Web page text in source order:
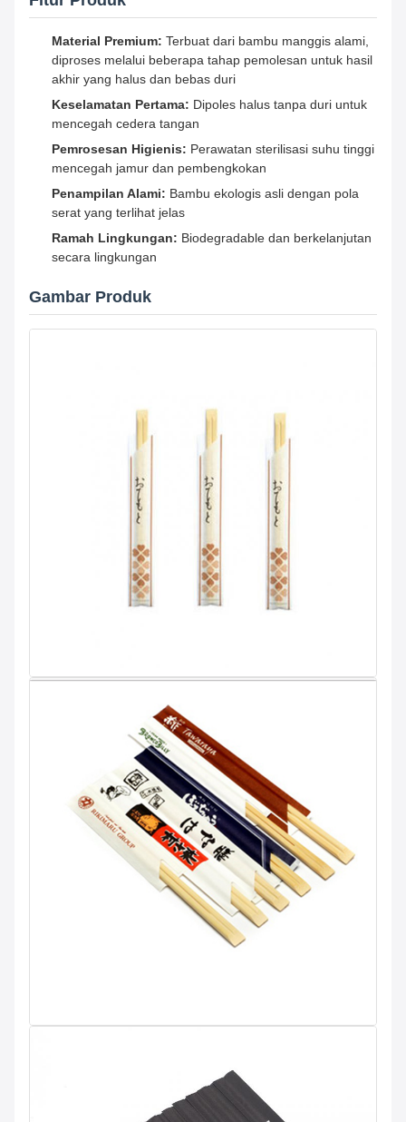
Material Premium: Terbuat dari bambu manggis alami,
diproses melalui beberapa tahap pemolesan untuk hasil
akhir yang halus dan bebas duri
Keselamatan Pertama: Dipoles halus tanpa duri untuk
mencegah cedera tangan
Pemrosesan Higienis: Perawatan sterilisasi suhu tinggi
mencegah jamur dan pembengkokan
Penampilan Alami: Bambu ekologis asli dengan pola
serat yang terlihat jelas
Ramah Lingkungan: Biodegradable dan berkelanjutan
secara lingkungan
Gambar Produk